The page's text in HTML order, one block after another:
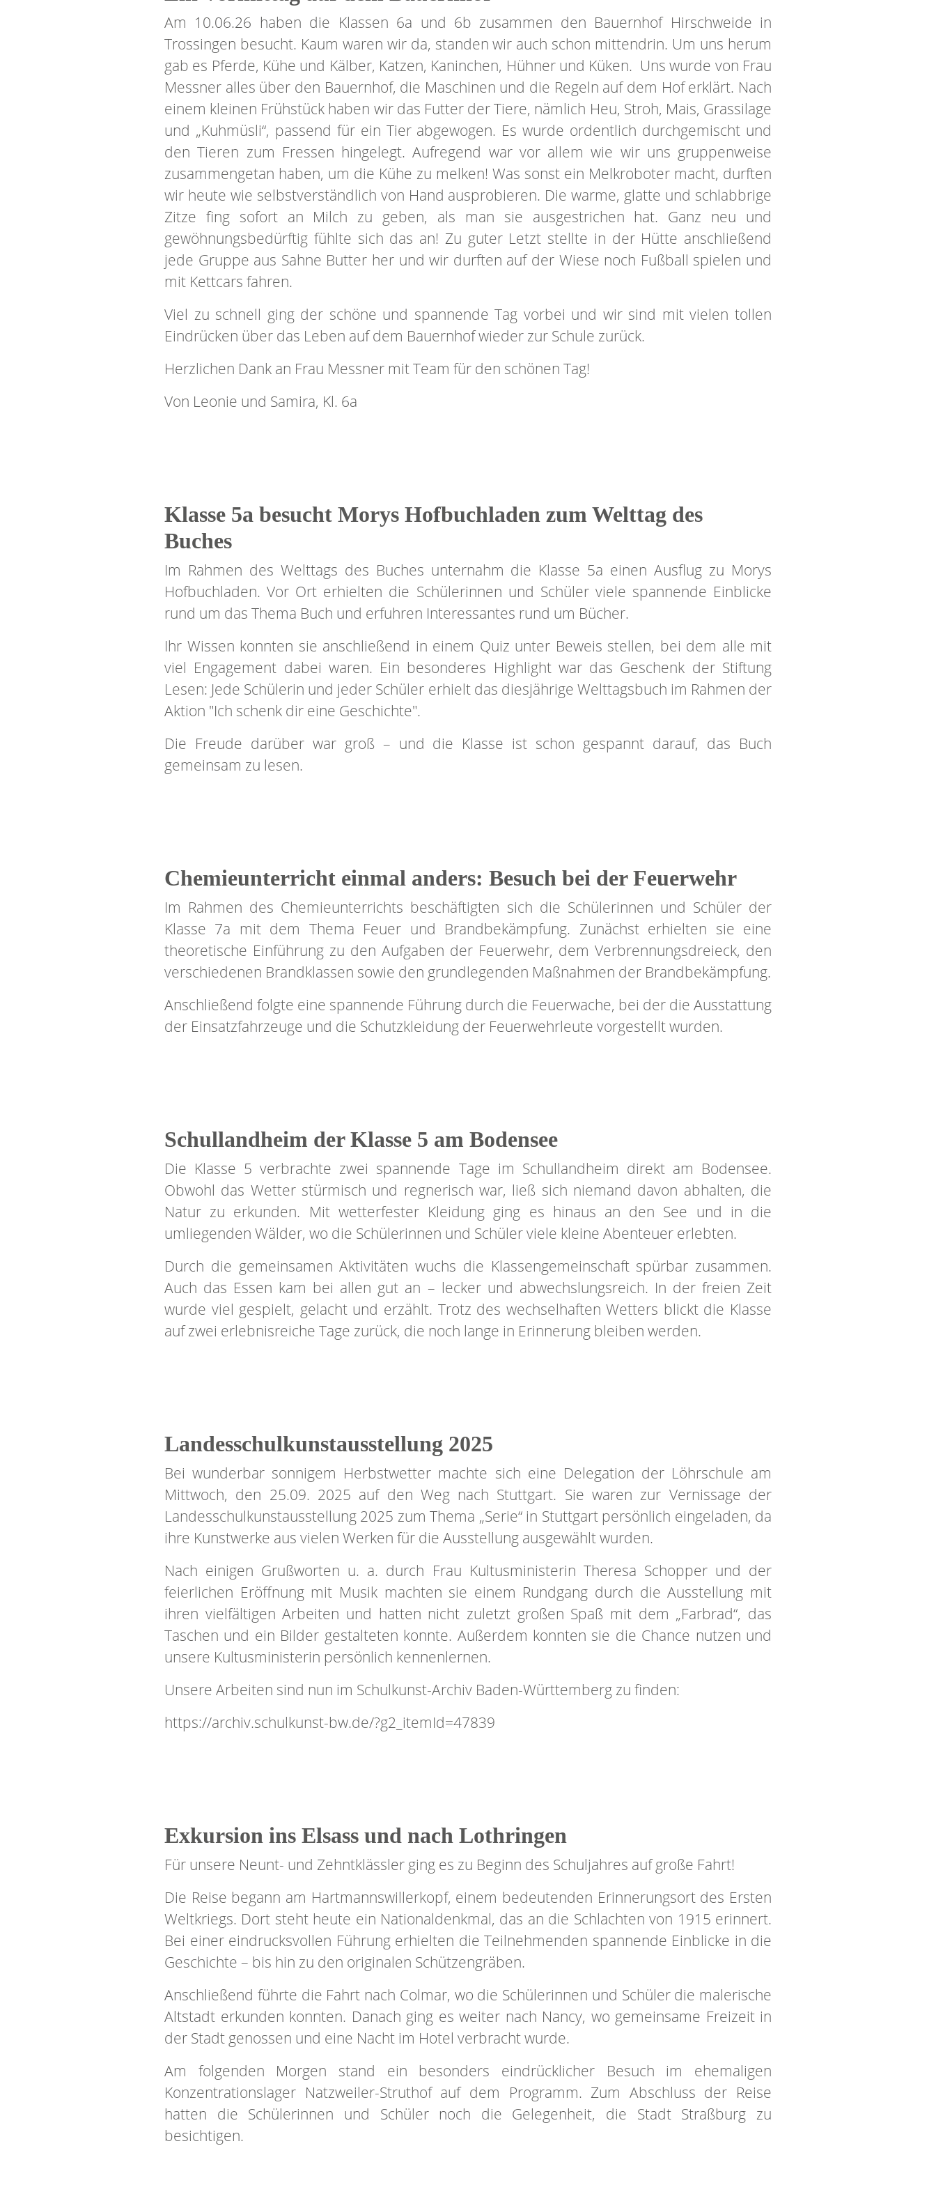
Am 10.06.26 haben die Klassen 6a und 6b zusammen den Bauernhof Hirschweide in
Trossingen besucht. Kaum waren wir da, standen wir auch schon mittendrin. Um uns herum
gab es Pferde, Kühe und Kälber, Katzen, Kaninchen, Hühner und Küken. Uns wurde von Frau
Messner alles über den Bauernhof, die Maschinen und die Regeln auf dem Hof erklärt. Nach
einem kleinen Frühstück haben wir das Futter der Tiere, nämlich Heu, Stroh, Mais, Grassilage
und „Kuhmüsli“, passend für ein Tier abgewogen. Es wurde ordentlich durchgemischt und
den Tieren zum Fressen hingelegt. Aufregend war vor allem wie wir uns gruppenweise
zusammengetan haben, um die Kühe zu melken! Was sonst ein Melkroboter macht, durften
wir heute wie selbstverständlich von Hand ausprobieren. Die warme, glatte und schlabbrige
Zitze fing sofort an Milch zu geben, als man sie ausgestrichen hat. Ganz neu und
gewöhnungsbedürftig fühlte sich das an! Zu guter Letzt stellte in der Hütte anschließend
jede Gruppe aus Sahne Butter her und wir durften auf der Wiese noch Fußball spielen und
mit Kettcars fahren.
Viel zu schnell ging der schöne und spannende Tag vorbei und wir sind mit vielen tollen
Eindrücken über das Leben auf dem Bauernhof wieder zur Schule zurück.
Herzlichen Dank an Frau Messner mit Team für den schönen Tag!
Von Leonie und Samira, Kl. 6a
Klasse 5a besucht Morys Hofbuchladen zum Welttag des
Buches
Im Rahmen des Welttags des Buches unternahm die Klasse 5a einen Ausflug zu Morys
Hofbuchladen. Vor Ort erhielten die Schülerinnen und Schüler viele spannende Einblicke
rund um das Thema Buch und erfuhren Interessantes rund um Bücher.
Ihr Wissen konnten sie anschließend in einem Quiz unter Beweis stellen, bei dem alle mit
viel Engagement dabei waren. Ein besonderes Highlight war das Geschenk der Stiftung
Lesen: Jede Schülerin und jeder Schüler erhielt das diesjährige Welttagsbuch im Rahmen der
Aktion "Ich schenk dir eine Geschichte".
Die Freude darüber war groß – und die Klasse ist schon gespannt darauf, das Buch
gemeinsam zu lesen.
Chemieunterricht einmal anders: Besuch bei der Feuerwehr
Im Rahmen des Chemieunterrichts beschäftigten sich die Schülerinnen und Schüler der
Klasse 7a mit dem Thema Feuer und Brandbekämpfung. Zunächst erhielten sie eine
theoretische Einführung zu den Aufgaben der Feuerwehr, dem Verbrennungsdreieck, den
verschiedenen Brandklassen sowie den grundlegenden Maßnahmen der Brandbekämpfung.
Anschließend folgte eine spannende Führung durch die Feuerwache, bei der die Ausstattung
der Einsatzfahrzeuge und die Schutzkleidung der Feuerwehrleute vorgestellt wurden.
Schullandheim der Klasse 5 am Bodensee
Die Klasse 5 verbrachte zwei spannende Tage im Schullandheim direkt am Bodensee.
Obwohl das Wetter stürmisch und regnerisch war, ließ sich niemand davon abhalten, die
Natur zu erkunden. Mit wetterfester Kleidung ging es hinaus an den See und in die
umliegenden Wälder, wo die Schülerinnen und Schüler viele kleine Abenteuer erlebten.
Durch die gemeinsamen Aktivitäten wuchs die Klassengemeinschaft spürbar zusammen.
Auch das Essen kam bei allen gut an – lecker und abwechslungsreich. In der freien Zeit
wurde viel gespielt, gelacht und erzählt. Trotz des wechselhaften Wetters blickt die Klasse
auf zwei erlebnisreiche Tage zurück, die noch lange in Erinnerung bleiben werden.
Landesschulkunstausstellung 2025
Bei wunderbar sonnigem Herbstwetter machte sich eine Delegation der Löhrschule am
Mittwoch, den 25.09. 2025 auf den Weg nach Stuttgart. Sie waren zur Vernissage der
Landesschulkunstausstellung 2025 zum Thema „Serie“ in Stuttgart persönlich eingeladen, da
ihre Kunstwerke aus vielen Werken für die Ausstellung ausgewählt wurden.
Nach einigen Grußworten u. a. durch Frau Kultusministerin Theresa Schopper und der
feierlichen Eröffnung mit Musik machten sie einem Rundgang durch die Ausstellung mit
ihren vielfältigen Arbeiten und hatten nicht zuletzt großen Spaß mit dem „Farbrad“, das
Taschen und ein Bilder gestalteten konnte. Außerdem konnten sie die Chance nutzen und
unsere Kultusministerin persönlich kennenlernen.
Unsere Arbeiten sind nun im Schulkunst-Archiv Baden-Württemberg zu finden:
https://archiv.schulkunst-bw.de/?g2_itemId=47839
Exkursion ins Elsass und nach Lothringen
Für unsere Neunt- und Zehntklässler ging es zu Beginn des Schuljahres auf große Fahrt!
Die Reise begann am Hartmannswillerkopf, einem bedeutenden Erinnerungsort des Ersten
Weltkriegs. Dort steht heute ein Nationaldenkmal, das an die Schlachten von 1915 erinnert.
Bei einer eindrucksvollen Führung erhielten die Teilnehmenden spannende Einblicke in die
Geschichte – bis hin zu den originalen Schützengräben.
Anschließend führte die Fahrt nach Colmar, wo die Schülerinnen und Schüler die malerische
Altstadt erkunden konnten. Danach ging es weiter nach Nancy, wo gemeinsame Freizeit in
der Stadt genossen und eine Nacht im Hotel verbracht wurde.
Am folgenden Morgen stand ein besonders eindrücklicher Besuch im ehemaligen
Konzentrationslager Natzweiler-Struthof auf dem Programm. Zum Abschluss der Reise
hatten die Schülerinnen und Schüler noch die Gelegenheit, die Stadt Straßburg zu
besichtigen.